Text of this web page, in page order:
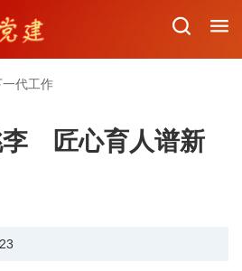
一代工作
李 匠心育人谱新